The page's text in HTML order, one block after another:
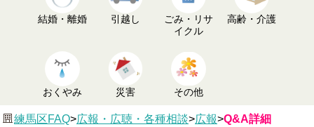
結婚・離婚 引越し
ごみ・リサ
イクル
高齢・介護
おくやみ 災害 その他
練馬区FAQ>広報・広聴・各種相談>広報>Q&A詳細